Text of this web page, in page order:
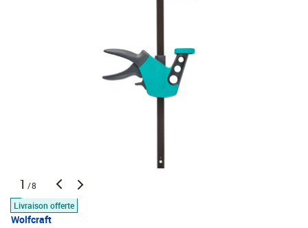
1 /8
Livraison offerte
Wolfcraft